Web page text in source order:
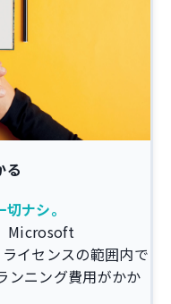
る
ナシ。
Microsoft
イセンスの範囲内で
ンニング費用がかか